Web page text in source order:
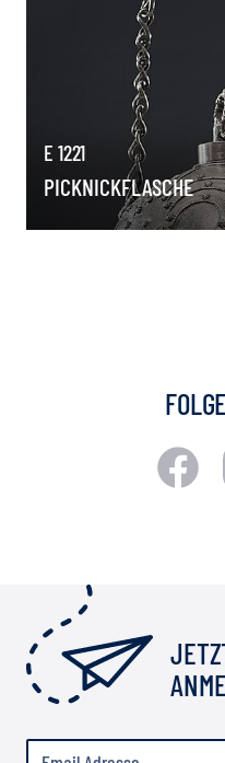
E 1221
PICKNICKFLASCHE